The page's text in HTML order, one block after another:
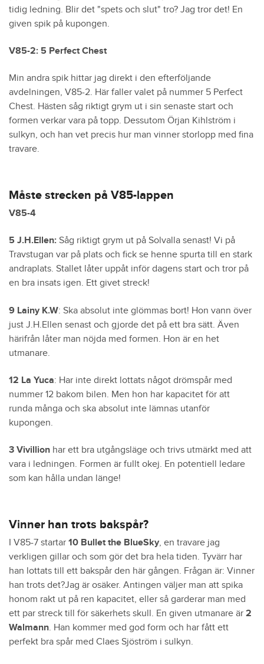
tidig ledning. Blir det "spets och slut" tro? Jag tror det! En
given spik på kupongen.
V85-2: 5 Perfect Chest
Min andra spik hittar jag direkt i den efterföljande
avdelningen, V85-2. Här faller valet på nummer 5 Perfect
Chest. Hästen såg riktigt grym ut i sin senaste start och
formen verkar vara på topp. Dessutom Örjan Kihlström i
sulkyn, och han vet precis hur man vinner storlopp med fina
travare.
Måste strecken på V85-lappen
V85-4
5 J.H.Ellen: Såg riktigt grym ut på Solvalla senast! Vi på
Travstugan var på plats och fick se henne spurta till en stark
andraplats. Stallet låter uppåt inför dagens start och tror på
en bra insats igen. Ett givet streck!
9 Lainy K.W: Ska absolut inte glömmas bort! Hon vann över
just J.H.Ellen senast och gjorde det på ett bra sätt. Även
härifrån låter man nöjda med formen. Hon är en het
utmanare.
12 La Yuca: Har inte direkt lottats något drömspår med
nummer 12 bakom bilen. Men hon har kapacitet för att
runda många och ska absolut inte lämnas utanför
kupongen.
3 Vivillion har ett bra utgångsläge och trivs utmärkt med att
vara i ledningen. Formen är fullt okej. En potentiell ledare
som kan hålla undan länge!
Vinner han trots bakspår?
I V85-7 startar 10 Bullet the BlueSky, en travare jag
verkligen gillar och som gör det bra hela tiden. Tyvärr har
han lottats till ett bakspår den här gången. Frågan är: Vinner
han trots det?Jag är osäker. Antingen väljer man att spika
honom rakt ut på ren kapacitet, eller så garderar man med
ett par streck till för säkerhets skull. En given utmanare är 2
Walmann. Han kommer med god form och har fått ett
perfekt bra spår med Claes Sjöström i sulkyn.